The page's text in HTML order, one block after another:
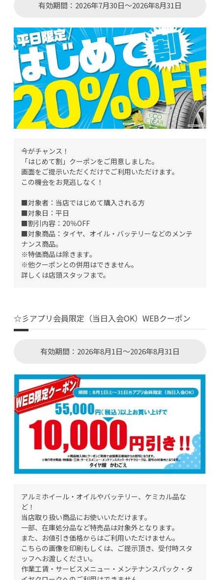
有効期間：2026年7月30日～2026年8月31日
今がチャンス！
「はじめて割」クーポンをご用意しました。
画面をご提示いただくだけでご利用いただけます。
この機会をお見逃しなく！
■対象者：当店ではじめて購入される方
■対象日：平日
■割引内容：20％OFF
■対象商品：タイヤ、オイル・バッテリーなどのメンテ
ナンス商品。
※特価商品は除きます。
※他クーポンとの併用はできません。
詳しくは店頭スタッフまで。
☆彡アプリ会員限定（当日入会OK）WEBクーポン
有効期間：2026年8月1日～2026年8月31日
アルミホイール・オイルやバッテリー、ケミカル品な
ど！
当店取り扱い商品にお使いいただけます。
一部、在庫処分品など特売品は対象外となります。
また、お値引き価格からはご利用いただけません。
こちらの画像を印刷もしくは、ご提示頂き、受付時スタ
ッフへお渡しください。
作業工賃・サービスメニュー・メンテナンスパック・タ